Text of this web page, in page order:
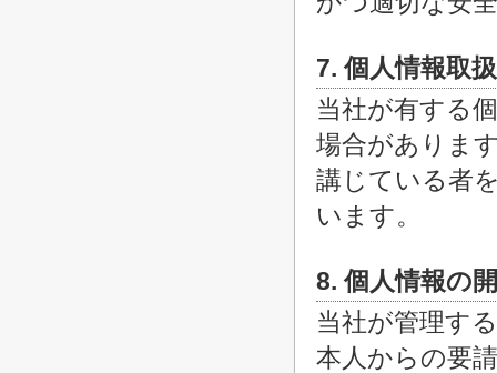
7. 個人情報取
当社が有する
場合がありま
講じている者
います。
8. 個人情報の
当社が管理す
本人からの要